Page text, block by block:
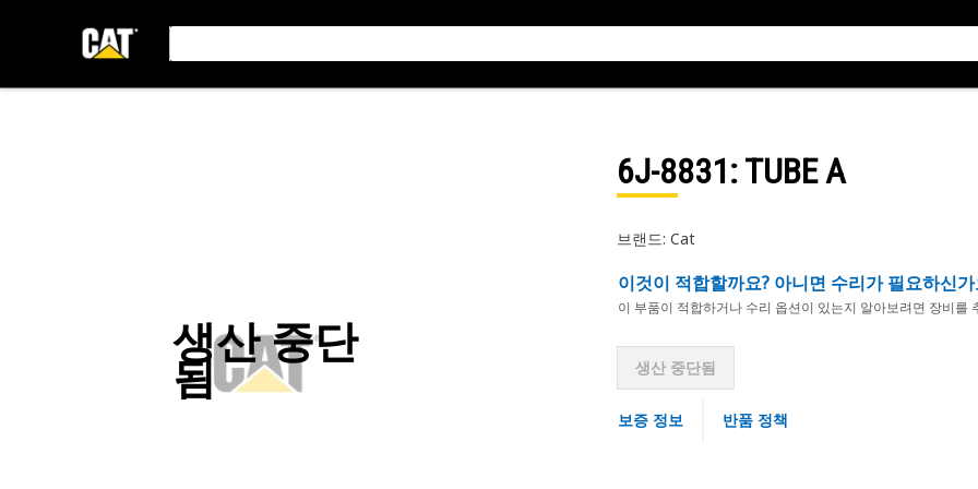
생산 중단
됨
6J-8831: TUBE A
브랜드: Cat
이것이 적합할까요? 아니면 수리가 필요하신가
이 부품이 적합하거나 수리 옵션이 있는지 알아보려면 장비를
생산 중단됨
보증 정보 반품 정책